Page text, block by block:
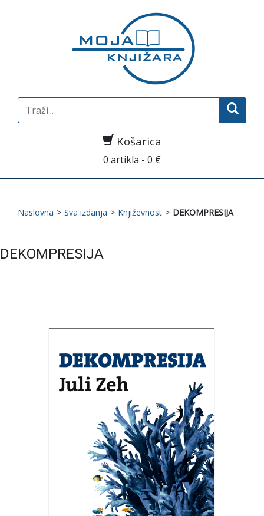
Search
for:
Košarica
0 artikla - 0 €
Naslovna > Sva izdanja > Književnost > DEKOMPRESIJA
DEKOMPRESIJA